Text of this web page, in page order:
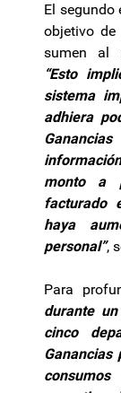
El segundo
objetivo
sumen al
“Esto
sistema
adhiera
monto a
facturado
haya
personal”,
Para
durante
cinco